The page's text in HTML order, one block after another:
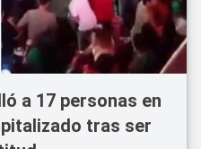
a 17 personas en
tras ser